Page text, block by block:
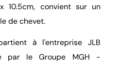
10.5cm, convient sur un
de chevet.
à l'entreprise JLB
par le Groupe MGH -